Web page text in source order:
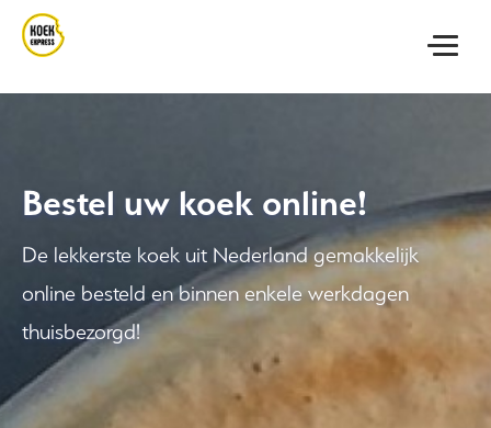
Bestel uw koek online!
De lekkerste koek uit Nederland gemakkelijk
online besteld en binnen enkele werkdagen
thuisbezorgd!